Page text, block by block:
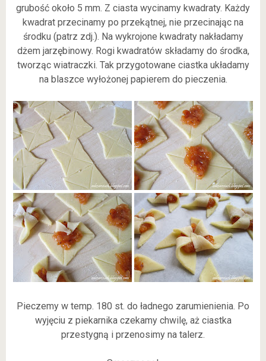
grubość około 5 mm. Z ciasta wycinamy kwadraty. Każdy
kwadrat przecinamy po przekątnej, nie przecinając na
środku (patrz zdj.). Na wykrojone kwadraty nakładamy
dżem jarzębinowy. Rogi kwadratów składamy do środka,
tworząc wiatraczki. Tak przygotowane ciastka układamy
na blaszce wyłożonej papierem do pieczenia.
Pieczemy w temp. 180 st. do ładnego zarumienienia. Po
wyjęciu z piekarnika czekamy chwilę, aż ciastka
przestygną i przenosimy na talerz.